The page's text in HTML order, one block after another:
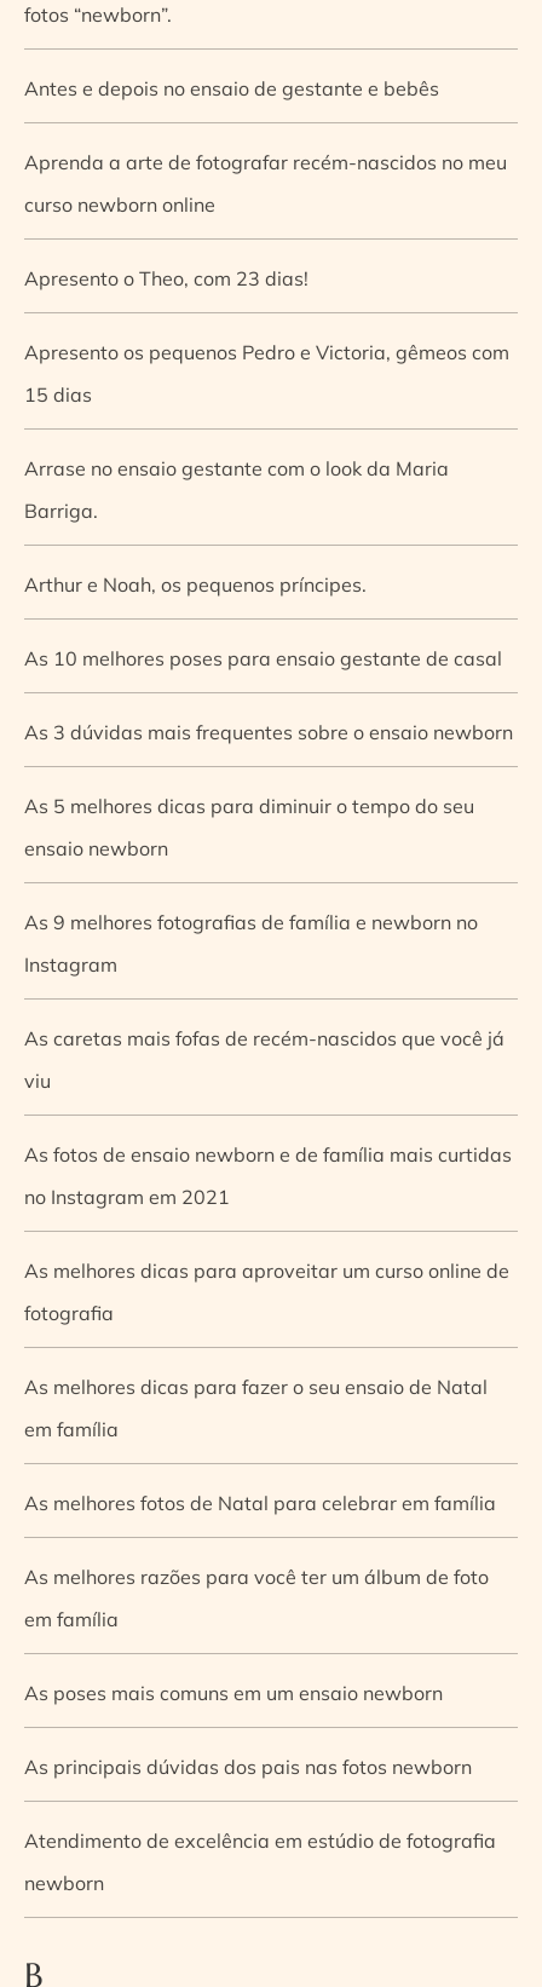
fotos “newborn”.
Antes e depois no ensaio de gestante e bebês
Aprenda a arte de fotografar recém-nascidos no meu
curso newborn online
Apresento o Theo, com 23 dias!
Apresento os pequenos Pedro e Victoria, gêmeos com
15 dias
Arrase no ensaio gestante com o look da Maria
Barriga.
Arthur e Noah, os pequenos príncipes.
As 10 melhores poses para ensaio gestante de casal
As 3 dúvidas mais frequentes sobre o ensaio newborn
As 5 melhores dicas para diminuir o tempo do seu
ensaio newborn
As 9 melhores fotografias de família e newborn no
Instagram
As caretas mais fofas de recém-nascidos que você já
viu
As fotos de ensaio newborn e de família mais curtidas
no Instagram em 2021
As melhores dicas para aproveitar um curso online de
fotografia
As melhores dicas para fazer o seu ensaio de Natal
em família
As melhores fotos de Natal para celebrar em família
As melhores razões para você ter um álbum de foto
em família
As poses mais comuns em um ensaio newborn
As principais dúvidas dos pais nas fotos newborn
Atendimento de excelência em estúdio de fotografia
newborn
B